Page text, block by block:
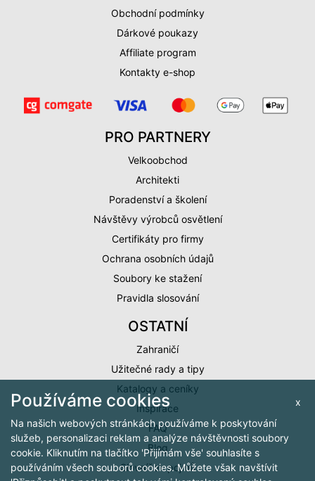
Obchodní podmínky
Dárkové poukazy
Affiliate program
Kontakty e-shop
PRO PARTNERY
Velkoobchod
Architekti
Poradenství a školení
Návštěvy výrobců osvětlení
Certifikáty pro firmy
Ochrana osobních údajů
Soubory ke stažení
Pravidla slosování
OSTATNÍ
Zahraničí
Užitečné rady a tipy
Katalogy a ceníky
Inspirace
FAQ
Blog
Slovníček pojmů
x
Používáme cookies
Na našich webových stránkách používáme k poskytování
služeb, personalizaci reklam a analýze návštěvnosti soubory
cookie. Kliknutím na tlačítko 'Přijímám vše' souhlasíte s
používáním všech souborů cookies. Můžete však navštívit